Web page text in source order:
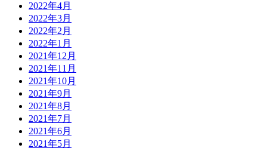
2022年4月
2022年3月
2022年2月
2022年1月
2021年12月
2021年11月
2021年10月
2021年9月
2021年8月
2021年7月
2021年6月
2021年5月